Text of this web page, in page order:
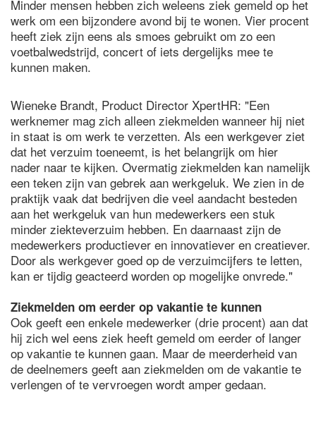
Minder mensen hebben zich weleens ziek gemeld op het
werk om een bijzondere avond bij te wonen. Vier procent
heeft ziek zijn eens als smoes gebruikt om zo een
voetbalwedstrijd, concert of iets dergelijks mee te
kunnen maken.
Wieneke Brandt, Product Director XpertHR: "Een
werknemer mag zich alleen ziekmelden wanneer hij niet
in staat is om werk te verzetten. Als een werkgever ziet
dat het verzuim toeneemt, is het belangrijk om hier
nader naar te kijken. Overmatig ziekmelden kan namelijk
een teken zijn van gebrek aan werkgeluk. We zien in de
praktijk vaak dat bedrijven die veel aandacht besteden
aan het werkgeluk van hun medewerkers een stuk
minder ziekteverzuim hebben. En daarnaast zijn de
medewerkers productiever en innovatiever en creatiever.
Door als werkgever goed op de verzuimcijfers te letten,
kan er tijdig geacteerd worden op mogelijke onvrede."
Ziekmelden om eerder op vakantie te kunnen
Ook geeft een enkele medewerker (drie procent) aan dat
hij zich wel eens ziek heeft gemeld om eerder of langer
op vakantie te kunnen gaan. Maar de meerderheid van
de deelnemers geeft aan ziekmelden om de vakantie te
verlengen of te vervroegen wordt amper gedaan.